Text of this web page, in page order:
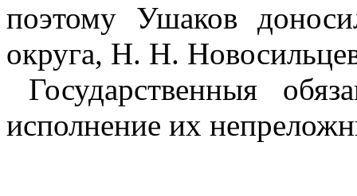
поэтому Ушаков
округа, H. H.
Государственныя
исполнение их